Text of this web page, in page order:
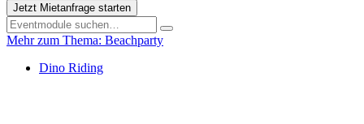
Jetzt Mietanfrage starten
Mehr zum Thema: Beachparty
Dino Riding